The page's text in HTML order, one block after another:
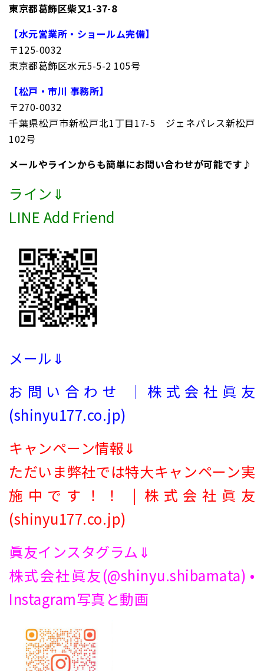
東京都葛飾区柴又1-37-8
【水元営業所・ショールム完備】
〒125-0032
東京都葛飾区水元5-5-2 105号
【松戸・市川 事務所】
〒270-0032
千葉県松戸市新松戸北1丁目17-5 ジェネパレス新松戸
102号
メールやラインからも簡単にお問い合わせが可能です♪
ライン⇓
LINE Add Friend
メール⇓
お問い合わせ ｜株式会社眞友
(shinyu177.co.jp)
キャンペーン情報⇓
ただいま弊社では特大キャンペーン実
施中です！！ | 株式会社眞友
(shinyu177.co.jp)
眞友インスタグラム⇓
株式会社眞友(@shinyu.shibamata) •
Instagram写真と動画